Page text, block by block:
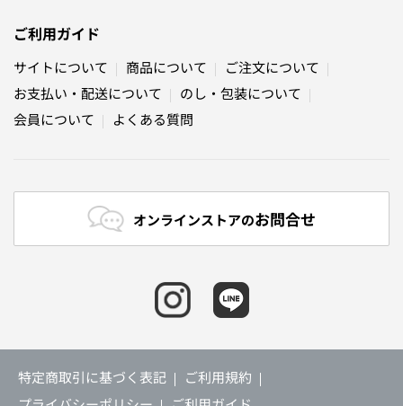
ご利用ガイド
サイトについて 商品について
ご注文について
お支払い・配送について
のし・包装について
会員について
よくある質問
オンラインストアのお問合せ
特定商取引に基づく表記
ご利用規約